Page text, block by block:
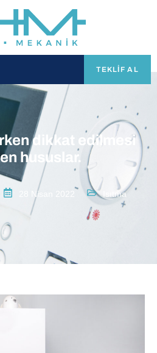
TEKLIF AL
dikkat edilmesi
hususlar.
28 Nisan 2022 Isıtma